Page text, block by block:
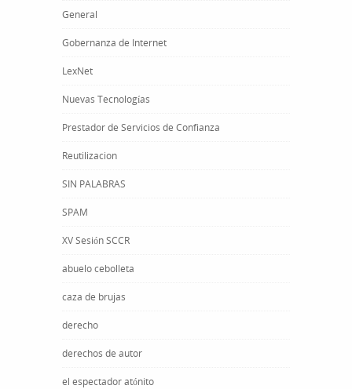
General
Gobernanza de Internet
LexNet
Nuevas Tecnologías
Prestador de Servicios de Confianza
Reutilizacion
SIN PALABRAS
SPAM
XV Sesión SCCR
abuelo cebolleta
caza de brujas
derecho
derechos de autor
el espectador atónito